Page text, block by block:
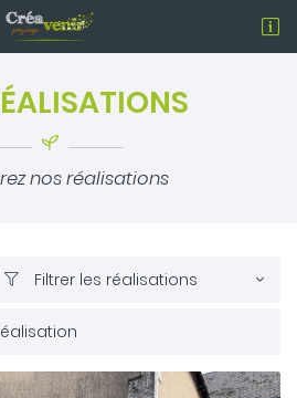

consentez à recevoir nos propositions
nos réalisations
 Filtrer les réalisations